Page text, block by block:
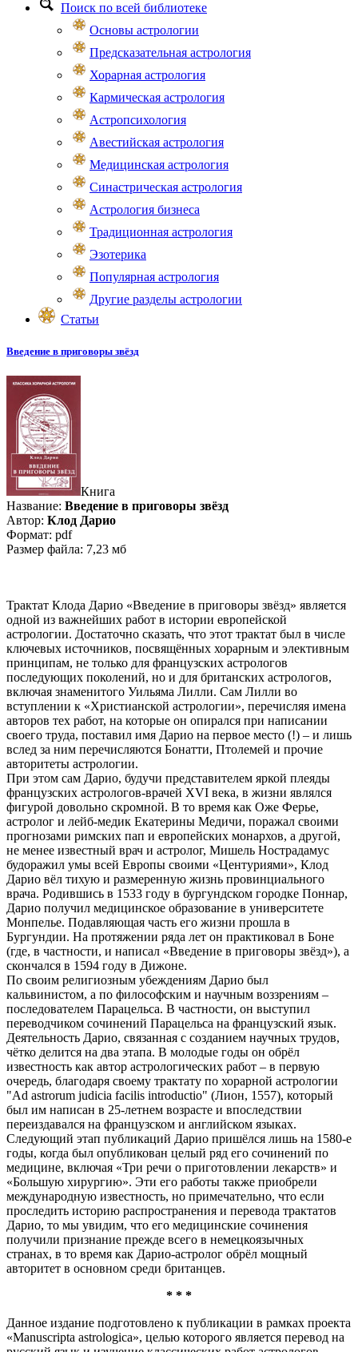
Поиск по всей библиотеке
Основы астрологии
Предсказательная астрология
Хорарная астрология
Кармическая астрология
Астропсихология
Авестийская астрология
Медицинская астрология
Синастрическая астрология
Астрология бизнеса
Традиционная астрология
Эзотерика
Популярная астрология
Другие разделы астрологии
Статьи
Введение в приговоры звёзд
Книга
Название: Введение в приговоры звёзд
Автор: Клод Дарио
Формат: pdf
Размер файла: 7,23 мб
Трактат Клода Дарио «Введение в приговоры звёзд» является
одной из важнейших работ в истории европейской
астрологии. Достаточно сказать, что этот трактат был в числе
ключевых источников, посвящённых хорарным и элективным
принципам, не только для французских астрологов
последующих поколений, но и для британских астрологов,
включая знаменитого Уильяма Лилли. Сам Лилли во
вступлении к «Христианской астрологии», перечисляя имена
авторов тех работ, на которые он опирался при написании
своего труда, поставил имя Дарио на первое место (!) – и лишь
вслед за ним перечисляются Бонатти, Птолемей и прочие
авторитеты астрологии.
При этом сам Дарио, будучи представителем яркой плеяды
французских астрологов-врачей XVI века, в жизни являлся
фигурой довольно скромной. В то время как Оже Ферье,
астролог и лейб-медик Екатерины Медичи, поражал своими
прогнозами римских пап и европейских монархов, а другой,
не менее известный врач и астролог, Мишель Нострадамус
будоражил умы всей Европы своими «Центуриями», Клод
Дарио вёл тихую и размеренную жизнь провинциального
врача. Родившись в 1533 году в бургундском городке Поннар,
Дарио получил медицинское образование в университете
Монпелье. Подавляющая часть его жизни прошла в
Бургундии. На протяжении ряда лет он практиковал в Боне
(где, в частности, и написал «Введение в приговоры звёзд»), а
скончался в 1594 году в Дижоне.
По своим религиозным убеждениям Дарио был
кальвинистом, а по философским и научным воззрениям –
последователем Парацельса. В частности, он выступил
переводчиком сочинений Парацельса на французский язык.
Деятельность Дарио, связанная с созданием научных трудов,
чётко делится на два этапа. В молодые годы он обрёл
известность как автор астрологических работ – в первую
очередь, благодаря своему трактату по хорарной астрологии
"Ad astrorum judicia facilis introductio" (Лион, 1557), который
был им написан в 25-летнем возрасте и впоследствии
переиздавался на французском и английском языках.
Следующий этап публикаций Дарио пришёлся лишь на 1580-е
годы, когда был опубликован целый ряд его сочинений по
медицине, включая «Три речи о приготовлении лекарств» и
«Большую хирургию». Эти его работы также приобрели
международную известность, но примечательно, что если
проследить историю распространения и перевода трактатов
Дарио, то мы увидим, что его медицинские сочинения
получили признание прежде всего в немецкоязычных
странах, в то время как Дарио-астролог обрёл мощный
авторитет в основном среди британцев.
* * *
Данное издание подготовлено к публикации в рамках проекта
«Manuscripta astrologica», целью которого является перевод на